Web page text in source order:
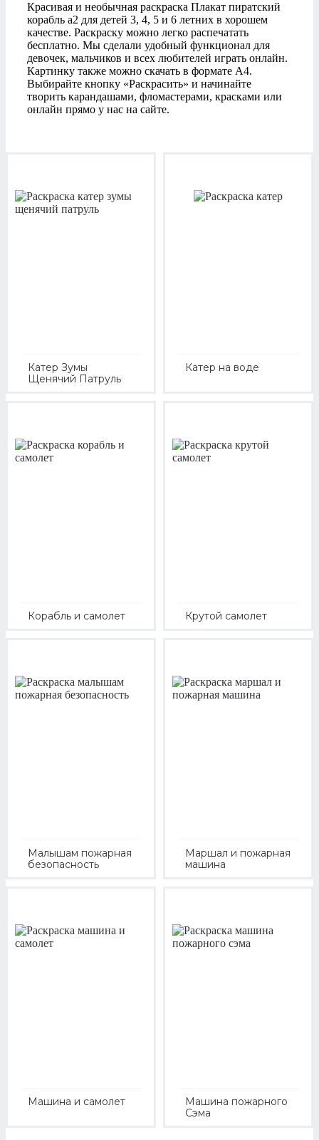
Красивая и необычная раскраска Плакат пиратский
корабль а2 для детей 3, 4, 5 и 6 летних в хорошем
качестве. Раскраску можно легко распечатать
бесплатно. Мы сделали удобный функционал для
девочек, мальчиков и всех любителей играть онлайн.
Картинку также можно скачать в формате А4.
Выбирайте кнопку «Раскрасить» и начинайте
творить карандашами, фломастерами, красками или
онлайн прямо у нас на сайте.
Катер Зумы
Щенячий Патруль
Катер на воде
Корабль и самолет Крутой самолет
Малышам пожарная
безопасность
Маршал и пожарная
машина
Машина и самолет
Машина пожарного
Сэма